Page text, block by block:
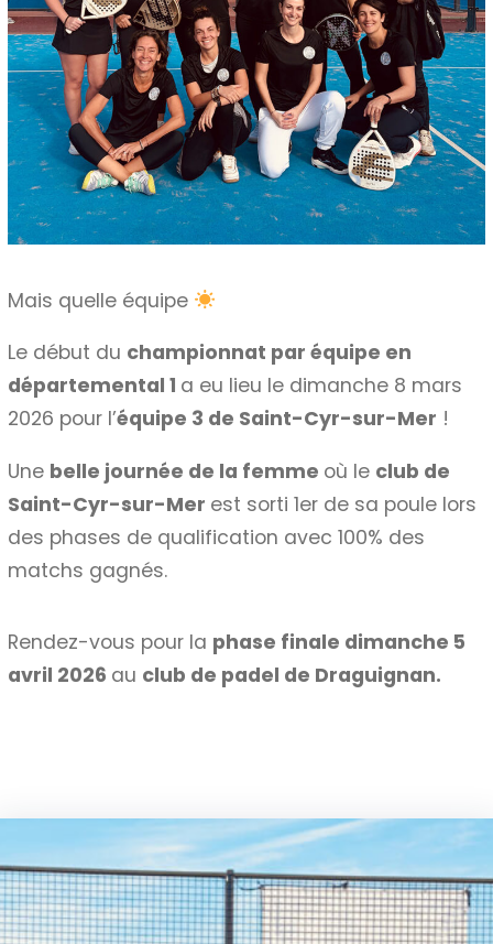
Mais quelle équipe
Le début du championnat par équipe en
départemental 1 a eu lieu le dimanche 8 mars
2026 pour l’équipe 3 de Saint-Cyr-sur-Mer !
Une belle journée de la femme où le club de
Saint-Cyr-sur-Mer est sorti 1er de sa poule lors
des phases de qualification avec 100% des
matchs gagnés.
Rendez-vous pour la phase finale dimanche 5
avril 2026 au club de padel de Draguignan.